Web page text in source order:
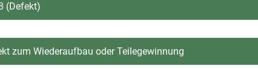
(Defekt)
zum Wiederaufbau oder Teilegewinnung